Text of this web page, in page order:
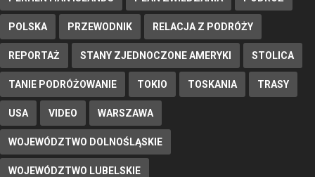
POLSKA PRZEWODNIK RELACJA Z PODRÓŻY
REPORTAŻ STANY ZJEDNOCZONE AMERYKI STOLICA
TANIE PODRÓŻOWANIE TOKIO TOSKANIA TRASY
USA VIDEO WARSZAWA
WOJEWÓDZTWO DOLNOŚLĄSKIE
WOJEWÓDZTWO LUBELSKIE